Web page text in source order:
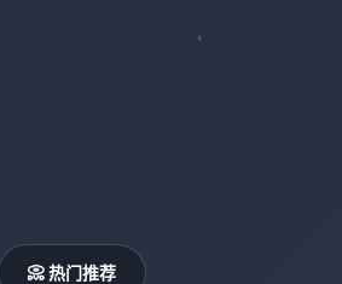
📀 热门推荐